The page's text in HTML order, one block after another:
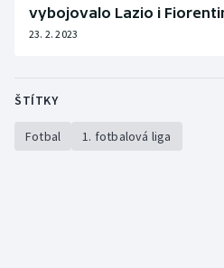
vybojovalo Lazio i
23. 2. 2023
ŠTÍTKY
Fotbal 1. fotbalová liga